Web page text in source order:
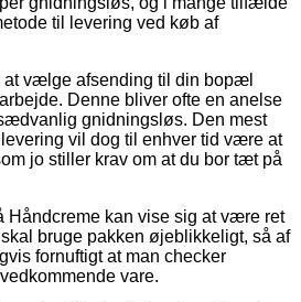
til levering ved køb af
at vælge afsending til din bopæl
Denne bliver ofte en anelse
gnidningsløs. Den mest
vil dog til enhver tid være at
jo stiller krav om at du bor tæt på
Håndcreme kan vise sig at være ret
bruge pakken øjeblikkeligt, så af
fornuftigt at man checker
vare.